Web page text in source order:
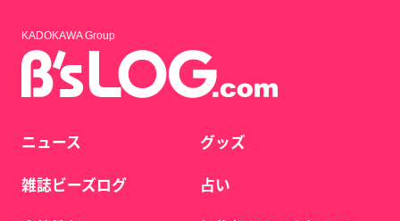
KADOKAWA Group
ニュース
雑誌ビーズログ
グッズ
占い